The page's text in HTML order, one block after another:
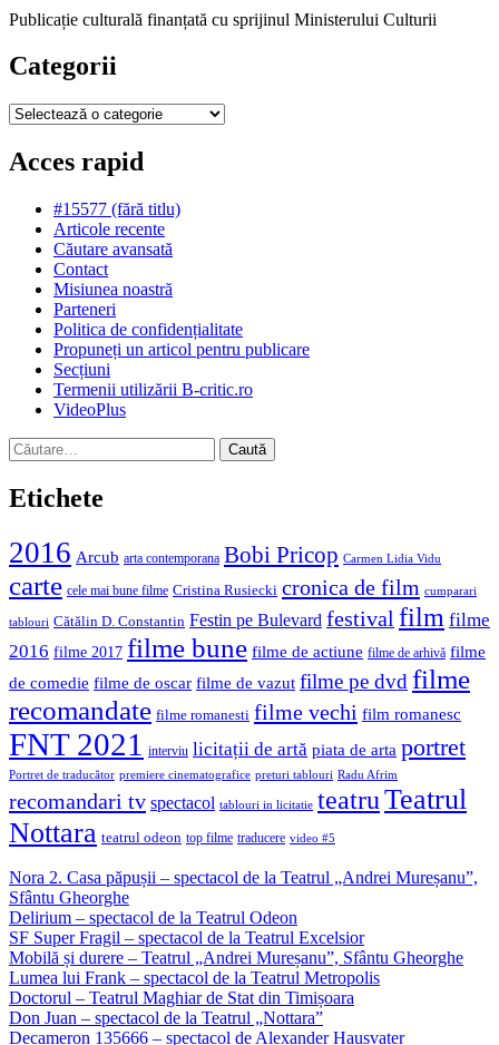
Publicație culturală finanțată cu sprijinul Ministerului Culturii
Categorii
Categorii
Acces rapid
#15577 (fără titlu)
Articole recente
Căutare avansată
Contact
Misiunea noastră
Parteneri
Politica de confidențialitate
Propuneți un articol pentru publicare
Secțiuni
Termenii utilizării B-critic.ro
VideoPlus
Caută
după:
Etichete
2016 Arcub arta contemporana Bobi Pricop Carmen Lidia Vidu
carte cele mai bune filme Cristina Rusiecki cronica de film cumparari
tablouri Cătălin D. Constantin Festin pe Bulevard festival film filme
2016 filme 2017 filme bune filme de actiune filme de arhivă filme
de comedie filme de oscar filme de vazut filme pe dvd filme
recomandate filme romanesti filme vechi film romanesc
FNT 2021 interviu licitații de artă piata de arta portret
Portret de traducător premiere cinematografice preturi tablouri Radu Afrim
recomandari tv spectacol tablouri in licitatie teatruTeatrul
Nottara teatrul odeon top filme traducere video #5
Nora 2. Casa păpușii – spectacol de la Teatrul „Andrei Mureșanu”,
Sfântu Gheorghe
Delirium – spectacol de la Teatrul Odeon
SF Super Fragil – spectacol de la Teatrul Excelsior
Mobilă și durere – Teatrul „Andrei Mureșanu”, Sfântu Gheorghe
Lumea lui Frank – spectacol de la Teatrul Metropolis
Doctorul – Teatrul Maghiar de Stat din Timișoara
Don Juan – spectacol de la Teatrul „Nottara”
Decameron 135666 – spectacol de Alexander Hausvater